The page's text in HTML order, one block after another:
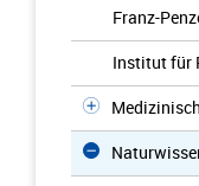
Franz-
Institut für